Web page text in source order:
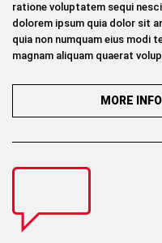
ratione voluptatem sequi
dolorem ipsum quia dolor sit
quia non numquam eius modi
magnam aliquam quaerat
MORE